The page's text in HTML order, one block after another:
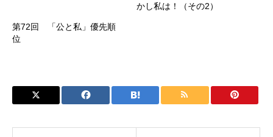
かし私は！（その2）
第72回 「公と私」優先順
位